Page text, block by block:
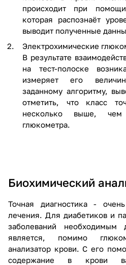
происходит при
которая распознаёт
выводит полученные
Электрохимические
В результате
на тест-полоске
измеряет его
заданному алгоритму,
отметить, что класс
несколько выше, чем
глюкометра.
Биохимический
Точная диагностика -
лечения. Для диабетиков и
заболеваний необходимым
является, помимо
анализатор крови. С его
содержание в крови